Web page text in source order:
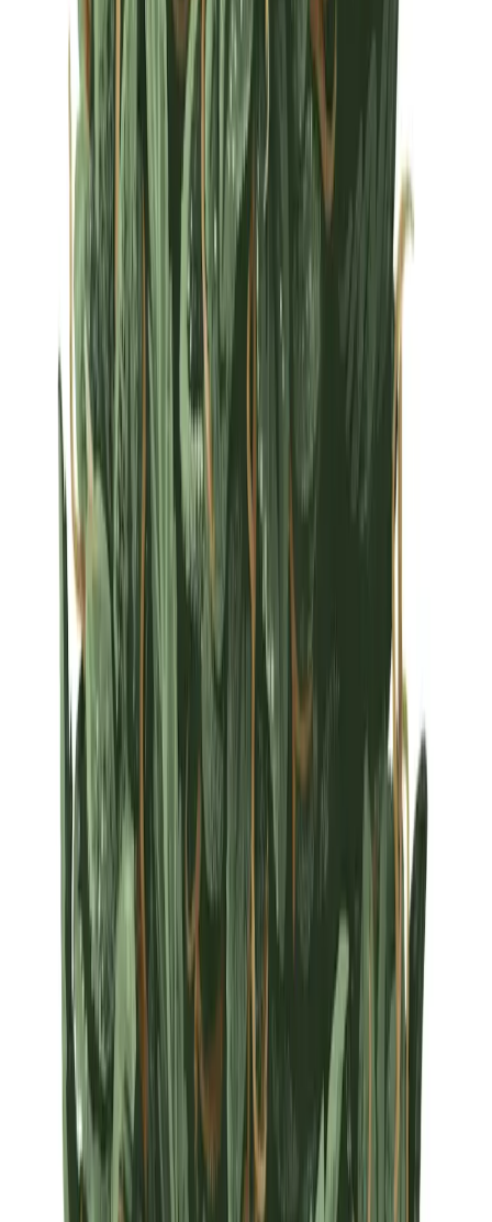
Strains
Sativa Strains Indica Strains Hybrid Strains
Standorte